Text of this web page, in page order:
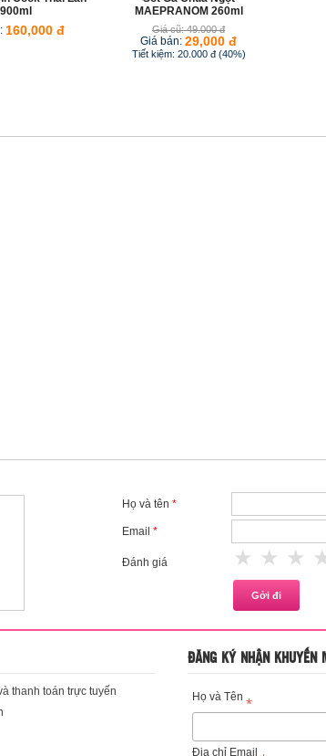
160,000 đ
MAEPRANOM 260ml
Giá cũ: 49.000 đ
Giá bán: 29,000 đ
Tiết kiệm: 20.000 đ (40%)
Họ và tên *
Email *
Đánh giá 2
1 star
thanh toán trực tuyến
ĐĂNG KÝ NHẬN KHUYẾN
Họ và Tên*
Địa chỉ Email